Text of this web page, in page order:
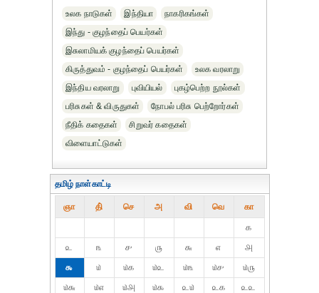
உலக நாடுகள் இந்தியா
நாகரிகங்கள்
இந்து - குழந்தைப் பெயர்கள்
இசுலாமியக் குழந்தைப் பெயர்கள்
கிருத்துவம் - குழந்தைப் பெயர்கள்
உலக வரலாறு
இந்திய வரலாறு
புவியியல்
புகழ்பெற்ற நூல்கள்
பரிசுகள் & விருதுகள்
நோபல் பரிசு‎ பெற்றோர்‎கள்
நீதிக் கதைகள்
சிறுவர் கதைகள்
விளையாட்டுகள்
தமிழ் நாள்காட்டி
ஞா தி் செ அ வி வெ கா
௧
௨
௩ ௪ ௫ ௬ ௭
௮
௯
௰ ௰௧ ௰௨ ௰௩ ௰௪
௰௫
௰௬
௰௭ ௰௮ ௰௯ ௨௰ ௨௧
௨௨